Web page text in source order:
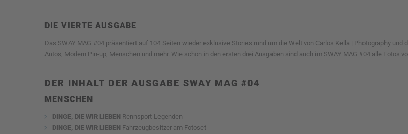
DIE VIERTE AUSGABE
Das SWAY MAG #04 präsentiert auf 104 Seiten wieder exklusive Stories rund um die Welt von Carlos Kella | Photography
Autos, Modern Pin-up, Menschen und mehr. Wie schon in den ersten drei Ausgaben sind auch im SWAY MAG #04 alle Fotos
DER INHALT DER AUSGABE SWAY MAG #04
MENSCHEN
DINGE, DIE WIR LIEBEN Rennsport-Legenden
DINGE, DIE WIR LIEBEN Fahrzeugbesitzer am Fotoset